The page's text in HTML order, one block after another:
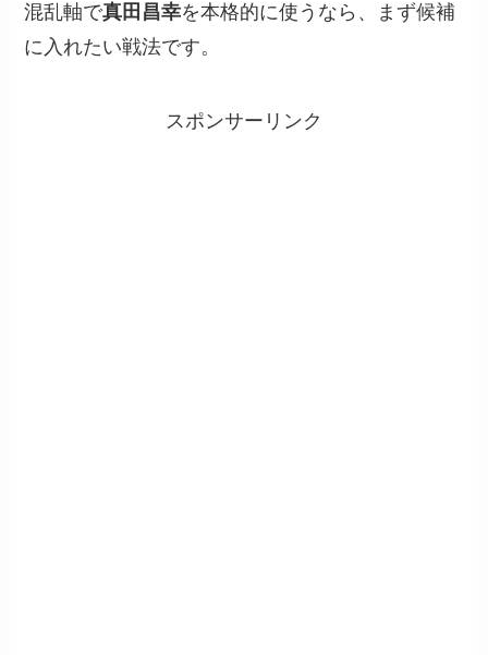
混乱軸で真田昌幸を本格的に使うなら、まず候補
に入れたい戦法です。
スポンサーリンク